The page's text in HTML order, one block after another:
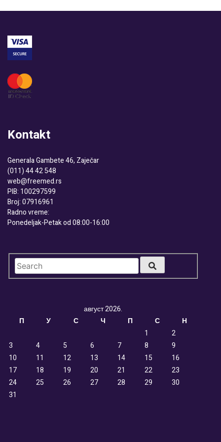
Kontakt
Generala Gambete 46, Zaječar
(011) 44 42 548
web@freemed.rs
PIB: 100297599
Broj: 07916961
Radno vreme:
Ponedeljak-Petak od 08:00-16:00
август 2026.
П
У С Ч П С
Н
1
2
3
4 5 6 7 8
9
10
11 12 13 14 15
16
17
18 19 20 21 22
23
24
25 26 27 28 29
30
31